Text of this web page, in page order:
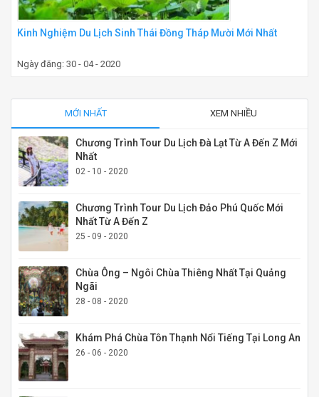
Kinh Nghiệm Du Lịch Sinh Thái Đồng Tháp Mười Mới Nhất
Ngày đăng: 30 - 04 - 2020
MỚI NHẤT XEM NHIỀU
Chương Trình Tour Du Lịch Đà Lạt Từ A Đến Z Mới
Nhất
02 - 10 - 2020
Chương Trình Tour Du Lịch Đảo Phú Quốc Mới
Nhất Từ A Đến Z
25 - 09 - 2020
Chùa Ông – Ngôi Chùa Thiêng Nhất Tại Quảng
Ngãi
28 - 08 - 2020
Khám Phá Chùa Tôn Thạnh Nổi Tiếng Tại Long An
26 - 06 - 2020